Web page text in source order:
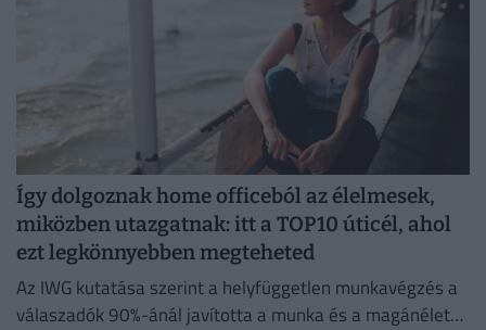
Így dolgoznak home officeból az élelmesek,
miközben utazgatnak: itt a TOP10 úticél, ahol
ezt legkönnyebben megteheted
Az IWG kutatása szerint a helyfüggetlen munkavégzés a
válaszadók 90%-ánál javította a munka és a magánélet